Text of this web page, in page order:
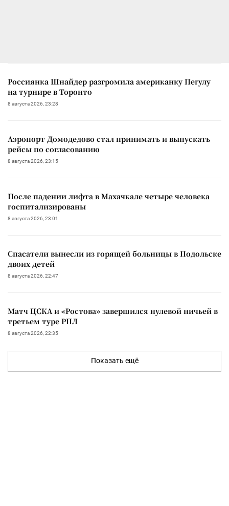
Россиянка Шнайдер разгромила американку Пегулу
на турнире в Торонто
8 августа 2026, 23:28
Аэропорт Домодедово стал принимать и выпускать
рейсы по согласованию
8 августа 2026, 23:15
После падении лифта в Махачкале четыре человека
госпитализированы
8 августа 2026, 23:01
Спасатели вынесли из горящей больницы в Подольске
двоих детей
8 августа 2026, 22:47
Матч ЦСКА и «Ростова» завершился нулевой ничьей в
третьем туре РПЛ
8 августа 2026, 22:35
Показать ещё